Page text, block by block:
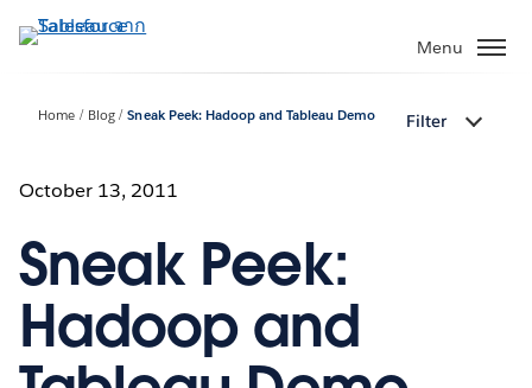
ไป
Menu
Home Blog Sneak Peek: Hadoop and Tableau Demo Filter
October 13, 2011
Sneak Peek:
Hadoop and